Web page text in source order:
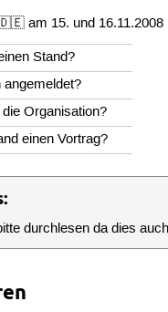
am 15. und 16.11.2008
Stand?
angemeldet?
Organisation?
einen Vortrag?
durchlesen da dies